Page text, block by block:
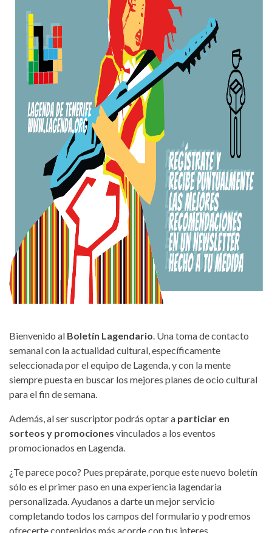
Bienvenido al Boletín Lagendario . Una toma de contacto
semanal con la actualidad cultural, específicamente
seleccionada por el equipo de Lagenda, y con la mente
siempre puesta en buscar los mejores planes de ocio cultural
para el fin de semana.
Además, al ser suscriptor podrás optar a particiar en
sorteos y promociones vinculados a los eventos
promocionados en Lagenda.
¿Te parece poco? Pues prepárate, porque este nuevo boletín
sólo es el primer paso en una experiencia lagendaria
personalizada. Ayudanos a darte un mejor servicio
completando todos los campos del formulario y podremos
ofrecerte contenidos más acorde con tus interes.